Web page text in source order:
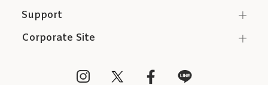
Support
Corporate Site